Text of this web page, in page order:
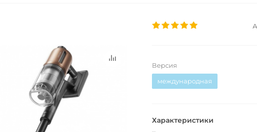
Версия
международная
Характеристики